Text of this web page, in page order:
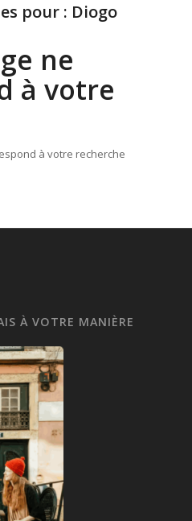
pour : Diogo
ne
à votre
à votre recherche
À VOTRE MANIÈRE